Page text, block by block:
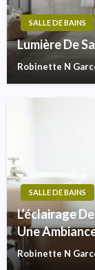
SALLE DE BAINS
Lumière De
Robinette N
SALLE DE BAINS
L’éclairage
Une
Robinette N